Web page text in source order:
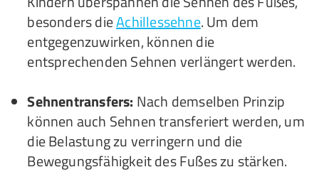
besonders dieAchillessehne. Um dem
entgegenzuwirken, können die
entsprechenden Sehnen verlängert werden.
Sehnentransfers: Nach demselben Prinzip
können auch Sehnen transferiert werden, um
die Belastung zu verringern und die
Bewegungsfähigkeit des Fußes zu stärken.